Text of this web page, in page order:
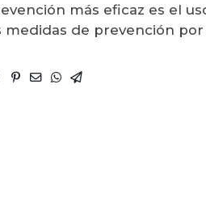
más eficaz es el
medidas de prevención